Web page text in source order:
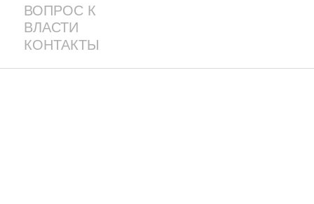
ВОПРОС К
ВЛАСТИ
КОНТАКТЫ